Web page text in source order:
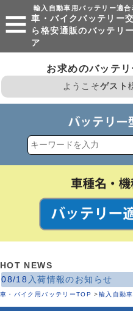
輸入自動車用バッテリー適
車・バイクバッテリー
ら格安通販のバッテリ
ア
お求めのバッテ
ようこそゲスト
HOT NEWS
08/18 入荷情報のお知らせ
車・バイク用バッテリーTOP >輸入自動